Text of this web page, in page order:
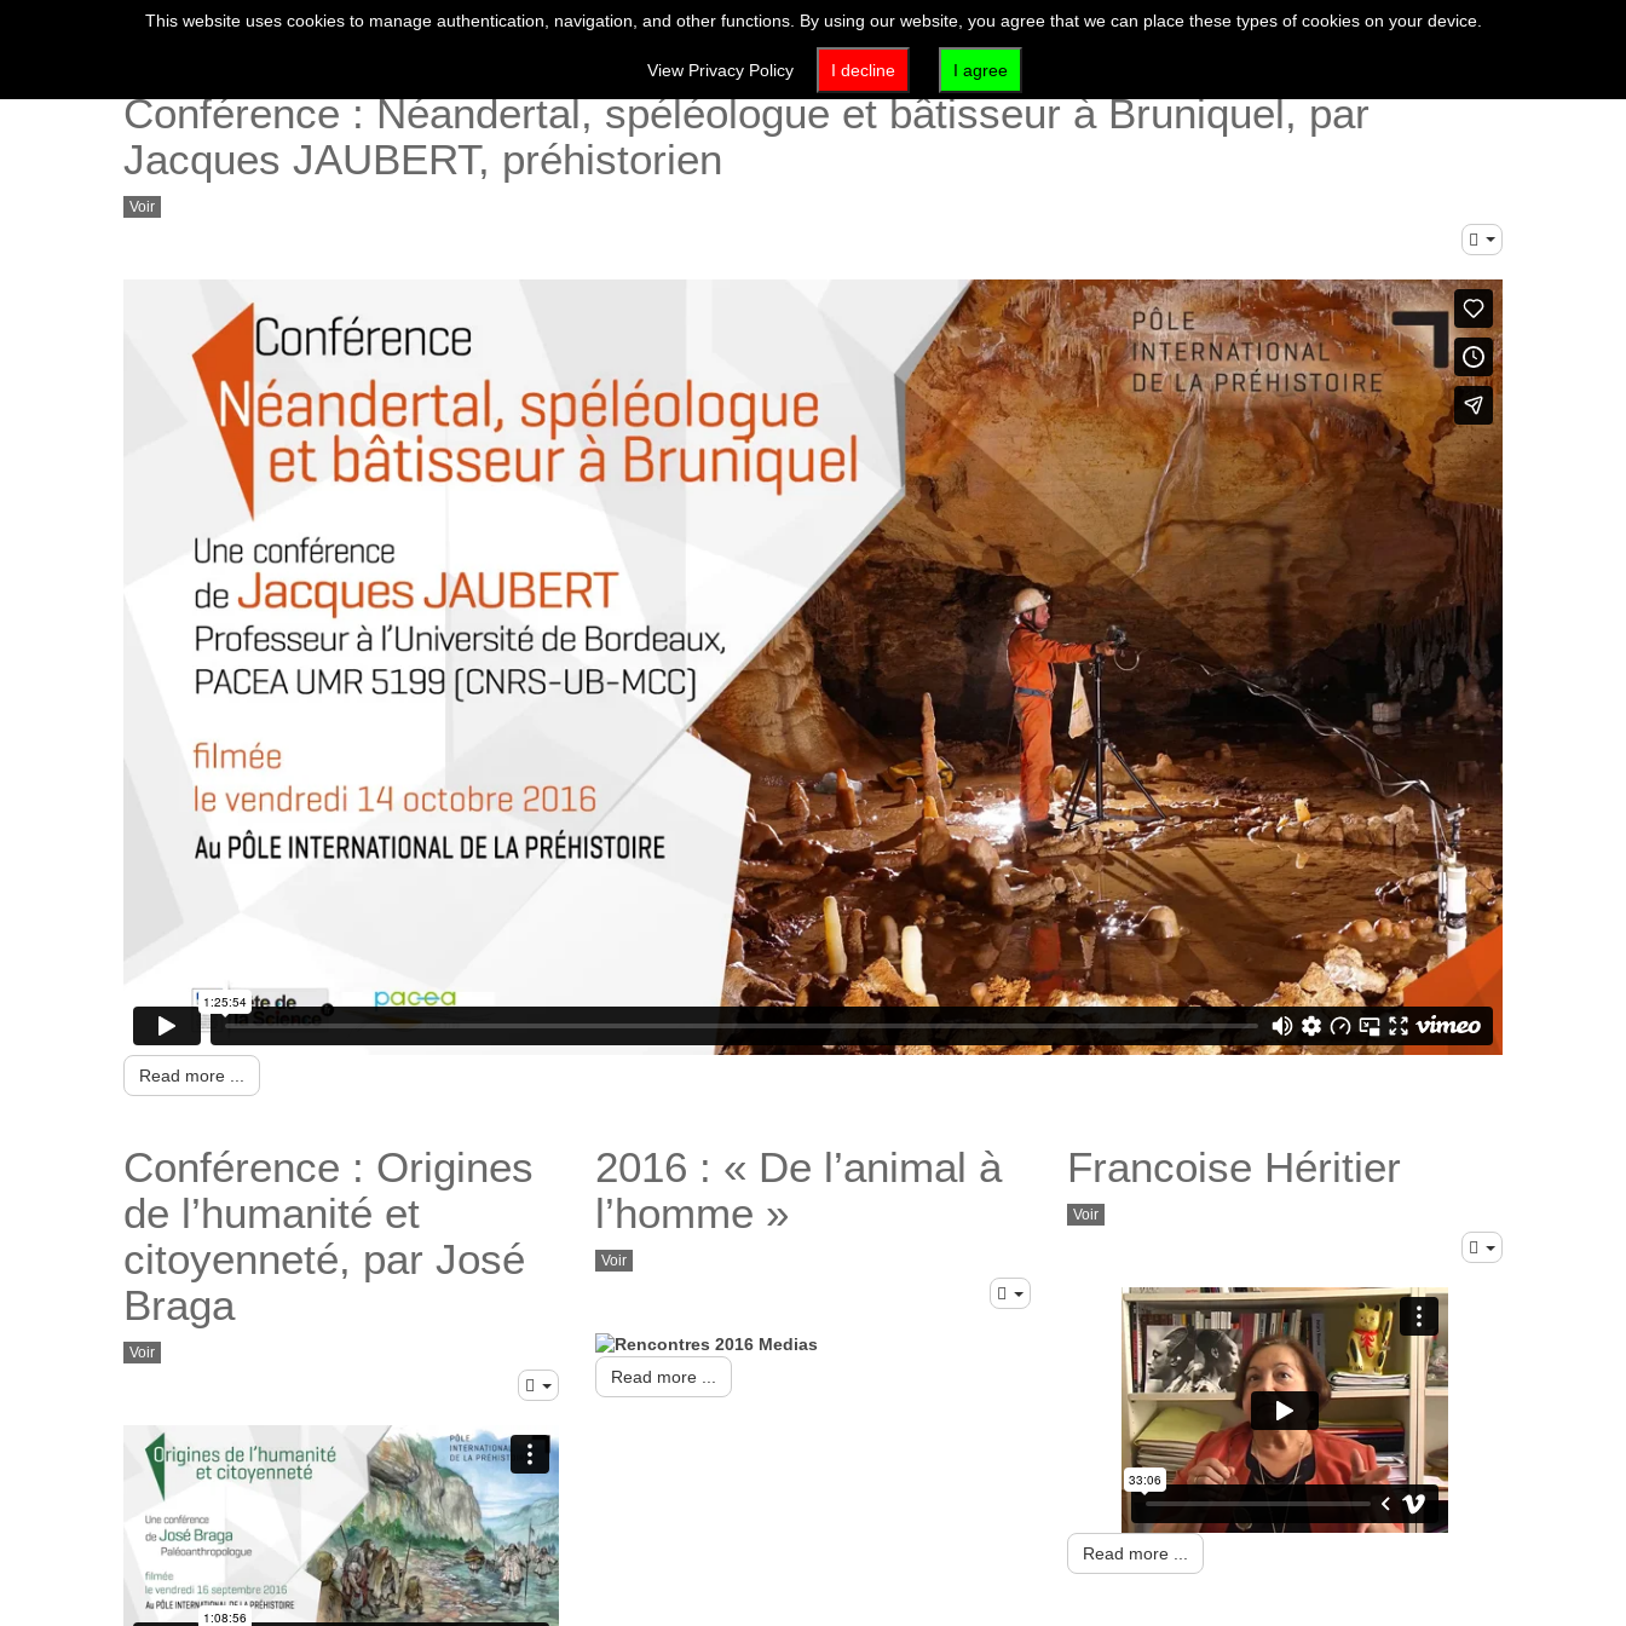
Conférence : Néandertal, spéléologue et bâtisseur à Bruniquel, par
Jacques JAUBERT, préhistorien
Voir
Read more ...
Conférence : Origines
de l’humanité et
citoyenneté, par José
Braga
Voir
2016 : « De l’animal à
l’homme »
Voir
Read more ...
Francoise Héritier
Voir
Read more ...
This website uses cookies to manage authentication, navigation, and other functions. By using our website, you agree that we can place these types of cookies on your device.
View Privacy Policy I decline I agree